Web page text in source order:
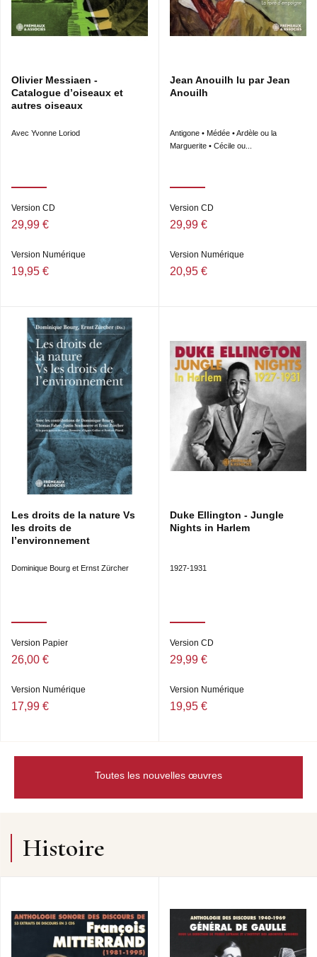
Olivier Messiaen -
Catalogue d’oiseaux et
autres oiseaux
Avec Yvonne Loriod
Version CD
29,99 €
Version Numérique
19,95 €
Jean Anouilh lu par Jean
Anouilh
Antigone • Médée • Ardèle ou la
Marguerite • Cécile ou...
Version CD
29,99 €
Version Numérique
20,95 €
Les droits de la nature Vs
les droits de
l’environnement
Dominique Bourg et Ernst Zürcher
Version Papier
26,00 €
Version Numérique
17,99 €
Duke Ellington - Jungle
Nights in Harlem
1927-1931
Version CD
29,99 €
Version Numérique
19,95 €
Toutes les nouvelles œuvres
Histoire